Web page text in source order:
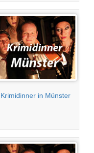
Krimidinner in Münster